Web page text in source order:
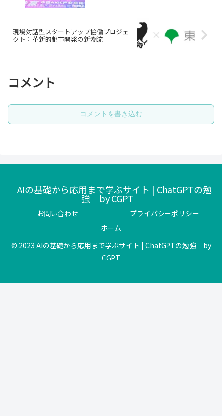
現場対話型スタートアップ協働プロジェ
クト：革新的都市開発の新潮流
コメント
コメントを書き込む
AIの基礎から応用まで学ぶサイト | ChatGPTの勉
強 by CGPT
お問い合わせ
プライバシーポリシー
ホーム
© 2023 AIの基礎から応用まで学ぶサイト | ChatGPTの勉強 by
CGPT.